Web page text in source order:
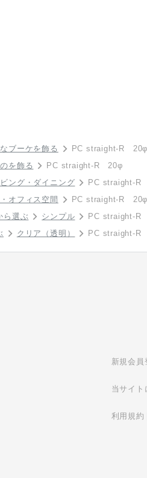
ブーケを飾る
PC straight-R 20φ
を飾る
PC straight-R 20φ
ビング・ダイニング
PC straight-
オフィス空間
PC straight-R 20φ
ら選ぶ シンプル
PC straight-
クリア（透明） PC straight-
新規会員
当サイト
利用規約